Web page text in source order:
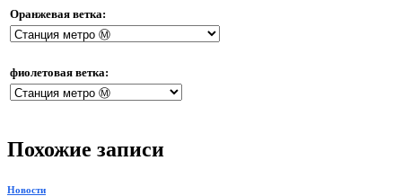
Оранжевая ветка:
фиолетовая ветка:
Похожие записи
Новости